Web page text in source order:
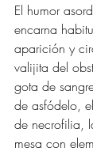
El humor
encarna
aparición y
valijita del
gota de
de asfódelo,
de necrofilia,
mesa con